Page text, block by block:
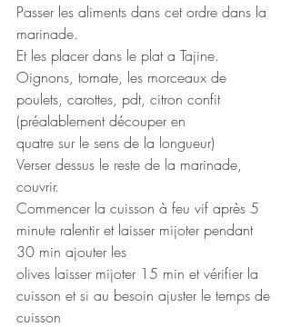
Passer les aliments dans cet ordre dans la
marinade.
Et les placer dans le plat a Tajine.
Oignons, tomate, les morceaux de
poulets, carottes, pdt, citron confit
(préalablement découper en
quatre sur le sens de la longueur)
Verser dessus le reste de la marinade,
couvrir.
Commencer la cuisson à feu vif après 5
minute ralentir et laisser mijoter pendant
30 min ajouter les
olives laisser mijoter 15 min et vérifier la
cuisson et si au besoin ajuster le temps de
cuisson